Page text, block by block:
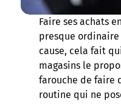
Faire ses achats
presque ordinaire
cause, cela fait
magasins le
farouche de faire
routine qui ne